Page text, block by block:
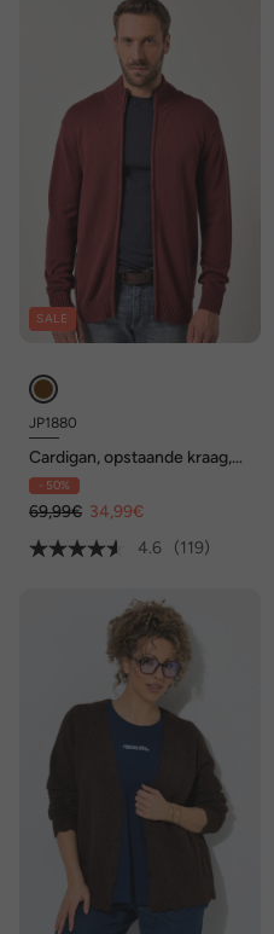
SALE
JP1880
Cardigan, opstaande kraag,
geribbelde manchetten
- 50%
69,99€ 34,99€
4.6
(119)